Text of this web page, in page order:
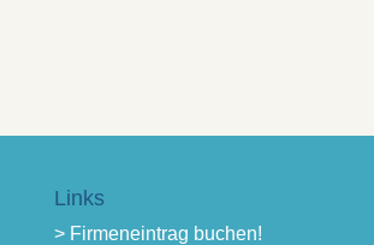
Links
> Firmeneintrag buchen!